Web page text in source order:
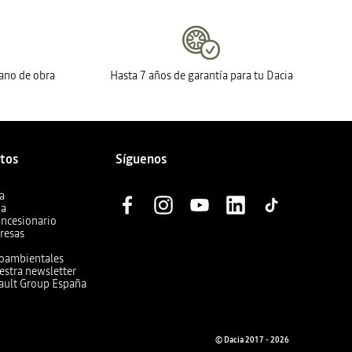
de obra Hasta 7 años de garantía para tu Dacia
newsletter
Group España
Síguenos
© Dacia 2017 - 2026